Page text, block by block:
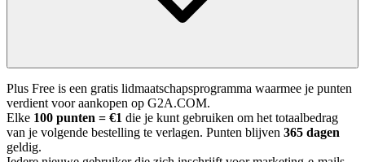
Plus Free is een gratis lidmaatschapsprogramma waarmee je punten
verdient voor aankopen op G2A.COM.
Elke 100 punten = €1 die je kunt gebruiken om het totaalbedrag
van je volgende bestelling te verlagen. Punten blijven 365 dagen
geldig.